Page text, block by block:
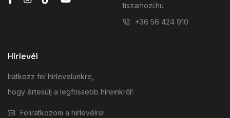
tiszamozi.hu
+36 56 424 910
Hírlevél
Iratkozz fel hírlevelünkre,
hogy értesülj a legfrissebb híreinkről!
Feliratkozom a hírlevélre!